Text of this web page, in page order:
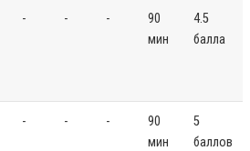
- - -
90
мин
4.5
балла
- - -
90
мин
5
баллов